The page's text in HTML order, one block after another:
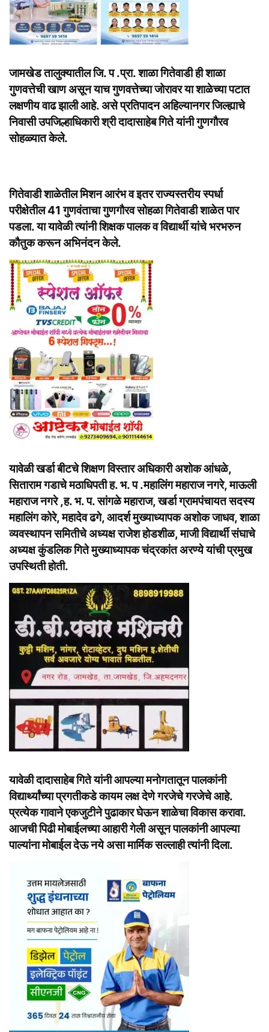
जामखेड तालुक्यातील जि. प .प्रा. शाळा गितेवाडी ही शाळा
गुणवत्तेची खाण असून याच गुणवत्तेच्या जोरावर या शाळेच्या पटात
लक्षणीय वाढ झाली आहे. असे प्रतिपादन अहिल्यानगर जिल्ह्याचे
निवासी उपजिल्हाधिकारी श्री दादासाहेब गिते यांनी गुणगौरव
सोहळ्यात केले.
गितेवाडी शाळेतील मिशन आरंभ व इतर राज्यस्तरीय स्पर्धा
परीक्षेतील 41 गुणवंताचा गुणगौरव सोहळा गितेवाडी शाळेत पार
पडला. या यावेळी त्यांनी शिक्षक पालक व विद्यार्थी यांचे भरभरुन
कौतुक करून अभिनंदन केले.
यावेळी खर्डा बीटचे शिक्षण विस्तार अधिकारी अशोक आंधळे,
सिताराम गडाचे मठाधिपती ह. भ. प .महालिंग महाराज नगरे, माऊली
महाराज नगरे ,ह. भ. प. सांगळे महाराज, खर्डा ग्रामपंचायत सदस्य
महालिंग कोरे, महादेव ढगे, आदर्श मुख्याध्यापक अशोक जाधव, शाळा
व्यवस्थापन समितीचे अध्यक्ष राजेश होडशीळ, माजी विद्यार्थी संघाचे
अध्यक्ष कुंडलिक गिते मुख्याध्यापक चंद्रकांत अरण्ये यांची प्रमुख
उपस्थिती होती.
यावेळी दादासाहेब गिते यांनी आपल्या मनोगतातून पालकांनी
विद्यार्थ्यांच्या प्रगतीकडे कायम लक्ष देणे गरजेचे गरजेचे आहे.
प्रत्येक गावाने एकजुटीने पुढाकार घेऊन शाळेचा विकास करावा.
आजची पिढी मोबाईलच्या आहारी गेली असून पालकांनी आपल्या
पाल्यांना मोबाईल देऊ नये असा मार्मिक सल्लाही त्यांनी दिला.